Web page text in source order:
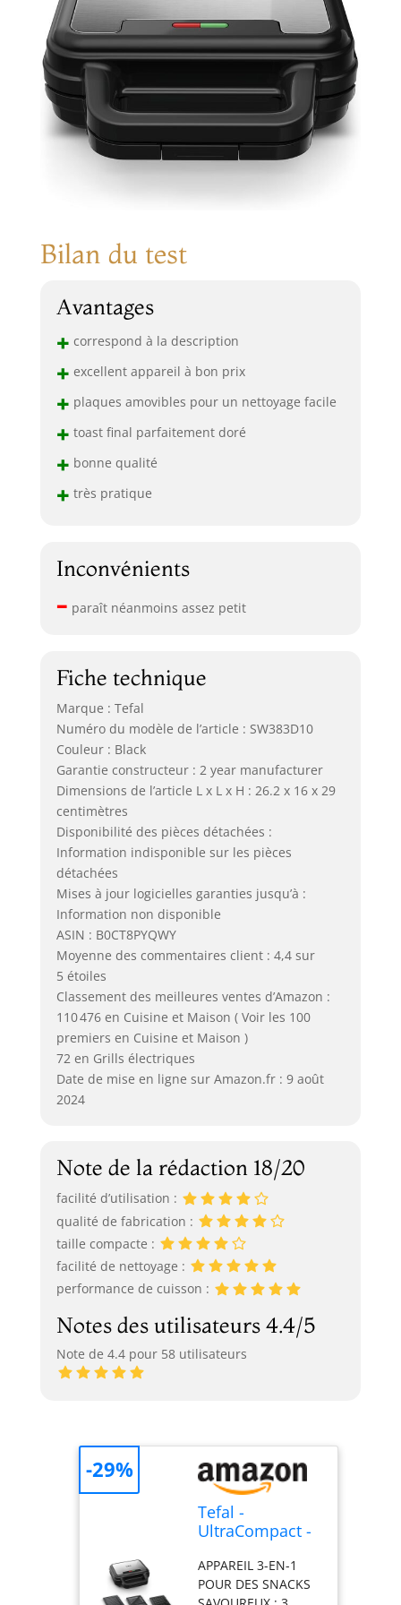
Bilan du test
Avantages
+ correspond à la description
+ excellent appareil à bon prix
+ plaques amovibles pour un nettoyage facile
+ toast final parfaitement doré
+ bonne qualité
+ très pratique
Inconvénients
– paraît néanmoins assez petit
Fiche technique
Marque : Tefal
Numéro du modèle de l’article : SW383D10
Couleur : Black
Garantie constructeur : 2 year manufacturer
Dimensions de l’article L x L x H : 26.2 x 16 x 29
centimètres
Disponibilité des pièces détachées :
Information indisponible sur les pièces
détachées
Mises à jour logicielles garanties jusqu’à :
Information non disponible
ASIN : B0CT8PYQWY
Moyenne des commentaires client : 4,4 sur
5 étoiles
Classement des meilleures ventes d’Amazon :
110 476 en Cuisine et Maison ( Voir les 100
premiers en Cuisine et Maison )
72 en Grills électriques
Date de mise en ligne sur Amazon.fr : 9 août
2024
Note de la rédaction 18/20
facilité d’utilisation :
qualité de fabrication :
taille compacte :
facilité de nettoyage :
performance de cuisson :
Notes des utilisateurs 4.4/5
Note de 4.4 pour 58 utilisateurs
Tefal -
UltraCompact -
Monsieur 3 en
1-3 jeux de
APPAREIL 3-EN-1
POUR DES SNACKS
-29%